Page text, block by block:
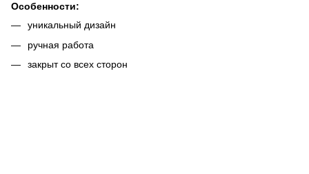
Особенности:
уникальный дизайн
ручная работа
закрыт со всех сторон